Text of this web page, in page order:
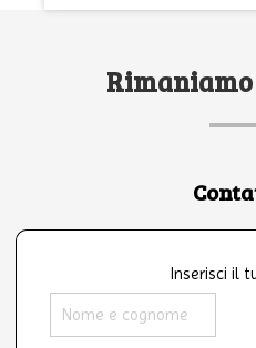
Inserisci il